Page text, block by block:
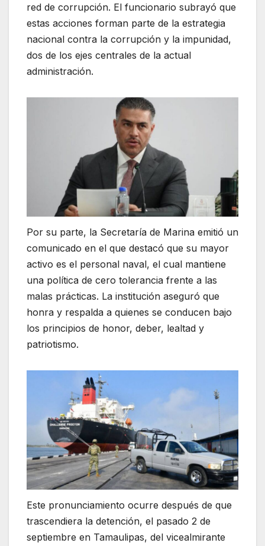
red de corrupción. El funcionario subrayó que
estas acciones forman parte de la estrategia
nacional contra la corrupción y la impunidad,
dos de los ejes centrales de la actual
administración.
Por su parte, la Secretaría de Marina emitió un
comunicado en el que destacó que su mayor
activo es el personal naval, el cual mantiene
una política de cero tolerancia frente a las
malas prácticas. La institución aseguró que
honra y respalda a quienes se conducen bajo
los principios de honor, deber, lealtad y
patriotismo.
Este pronunciamiento ocurre después de que
trascendiera la detención, el pasado 2 de
septiembre en Tamaulipas, del vicealmirante